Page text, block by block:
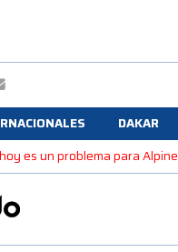
DAKAR
es un problema para Alpine